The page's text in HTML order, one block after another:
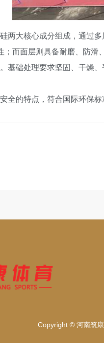
两大核心成分组成，通过
而面层则具备耐磨、防滑
基础处理要求坚固、干燥
全的特点，符合国际环保
Copyright © 河南筑